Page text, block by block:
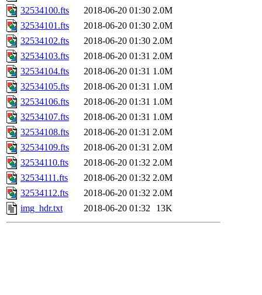
32534100.fts
2018-06-20 01:30 2.0M
32534101.fts
2018-06-20 01:30 2.0M
32534102.fts
2018-06-20 01:30 2.0M
32534103.fts
2018-06-20 01:31 2.0M
32534104.fts
2018-06-20 01:31 1.0M
32534105.fts
2018-06-20 01:31 1.0M
32534106.fts
2018-06-20 01:31 1.0M
32534107.fts
2018-06-20 01:31 1.0M
32534108.fts
2018-06-20 01:31 2.0M
32534109.fts
2018-06-20 01:31 2.0M
32534110.fts
2018-06-20 01:32 2.0M
32534111.fts
2018-06-20 01:32 2.0M
32534112.fts
2018-06-20 01:32 2.0M
img_hdr.txt
2018-06-20 01:32 13K